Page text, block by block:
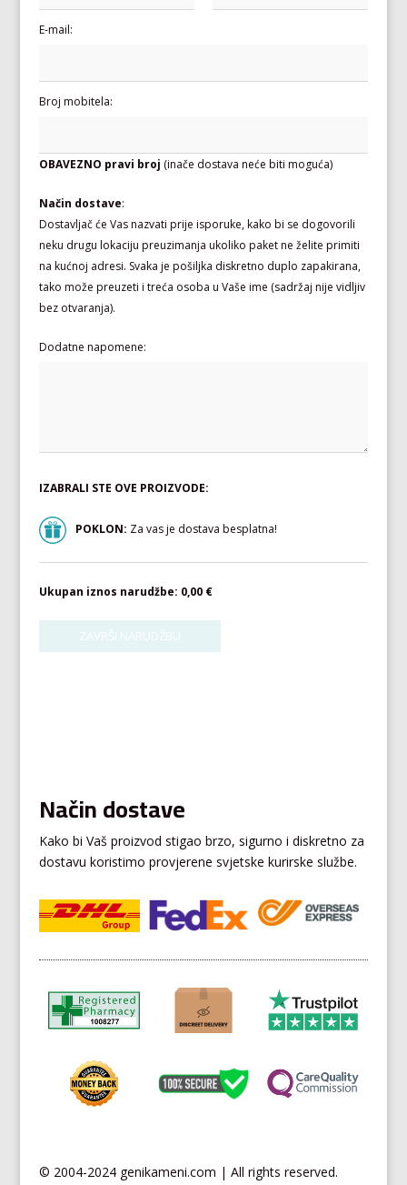
E-mail:
Broj mobitela:
OBAVEZNO pravi broj (inače dostava neće biti moguća)
Način dostave:
Dostavljač će Vas nazvati prije isporuke, kako bi se dogovorili
neku drugu lokaciju preuzimanja ukoliko paket ne želite primiti
na kućnoj adresi. Svaka je pošiljka diskretno duplo zapakirana,
tako može preuzeti i treća osoba u Vaše ime (sadržaj nije vidljiv
bez otvaranja).
Dodatne napomene:
IZABRALI STE OVE PROIZVODE:
POKLON: Za vas je dostava besplatna!
Ukupan iznos narudžbe: 0,00 €
Način dostave
Kako bi Vaš proizvod stigao brzo, sigurno i diskretno za
dostavu koristimo provjerene svjetske kurirske službe.
© 2004-2024 genikameni.com | All rights reserved.